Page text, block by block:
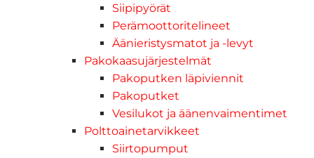
Siipipyörät
Perämoottoritelineet
Äänieristysmatot ja -levyt
Pakokaasujärjestelmät
Pakoputken läpiviennit
Pakoputket
Vesilukot ja äänenvaimentimet
Polttoainetarvikkeet
Siirtopumput